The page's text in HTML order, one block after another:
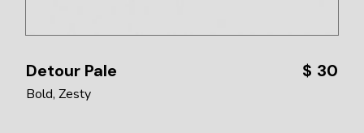
Detour Pale $ 30
Bold Zesty